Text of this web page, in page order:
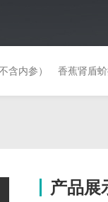
含内参） 香蕉肾盾
产品展